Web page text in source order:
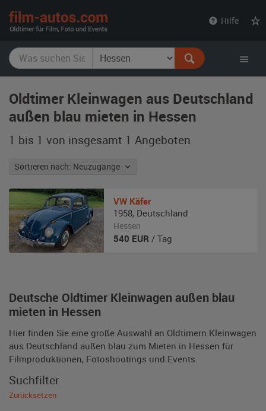
Hilfe
Oldtimer Kleinwagen aus Deutschland
außen blau mieten in Hessen
1 bis 1 von insgesamt 1 Angeboten
Sortieren nach: Neuzugänge
Deutsche Oldtimer Kleinwagen außen blau
mieten in Hessen
Hier finden Sie eine große Auswahl an Oldtimern Kleinwagen
aus Deutschland außen blau zum Mieten in Hessen für
Filmproduktionen, Fotoshootings und Events.
VW Käfer
1958, Deutschland
Hessen
540 EUR / Tag
Suchfilter
Zurücksetzen